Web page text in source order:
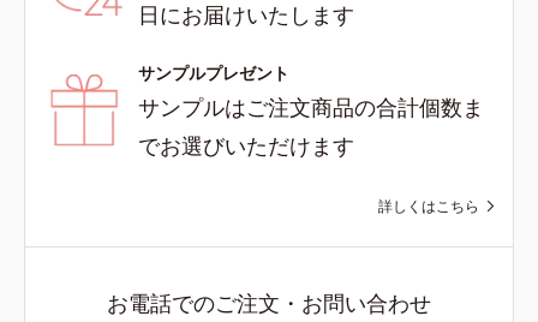
日にお届けいたします
サンプルプレゼント
サンプルはご注文商品の合計個数ま
でお選びいただけます
詳しくはこちら
お電話でのご注文・お問い合わせ